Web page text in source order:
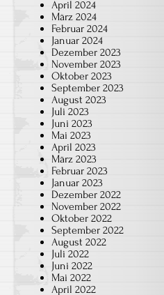
April 2024
März 2024
Februar 2024
Januar 2024
Dezember 2023
November 2023
Oktober 2023
September 2023
August 2023
Juli 2023
Juni 2023
Mai 2023
April 2023
März 2023
Februar 2023
Januar 2023
Dezember 2022
November 2022
Oktober 2022
September 2022
August 2022
Juli 2022
Juni 2022
Mai 2022
April 2022